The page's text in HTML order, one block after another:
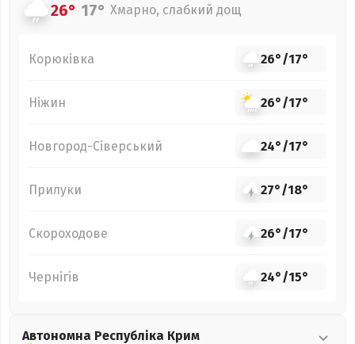
26° 17° Хмарно, слабкий дощ
Корюківка 26°/17°
Ніжин 26°/17°
Новгород-Сіверський 24°/17°
Прилуки 27°/18°
Скороходове 26°/17°
Чернігів 24°/15°
Автономна Республіка Крим